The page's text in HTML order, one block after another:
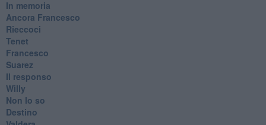
In memoria
​Ancora Francesco
Rieccoci
Tenet
Francesco
Suarez
​Il responso
Willy
Non lo so
Destino